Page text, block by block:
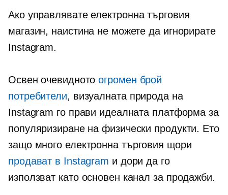
Ако управляватеелектронна търговия
магазин, наистина не можете да игнорирате
Instagram.
Освен очевиднотоогромен брой
потребители, визуалната природа на
Instagram го прави идеалната платформа за
популяризиране на физически продукти. Ето
защо много електронна търговия щори
продават в Instagram и дори да го
използват като основен канал за продажби.